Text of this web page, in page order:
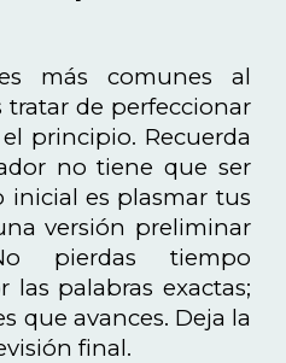
más comunes al
tratar de perfeccionar
principio. Recuerda
no tiene que ser
inicial es plasmar tus
versión preliminar
pierdas tiempo
las palabras exactas;
que avances. Deja la
final.